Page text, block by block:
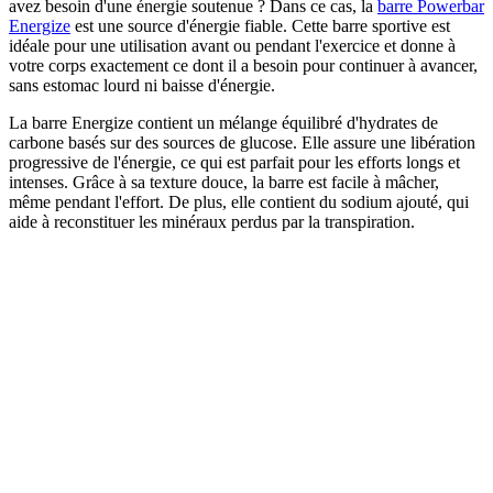
Cette
option
peut
être
sur
la
page
du
produit
avez besoin d'une énergie soutenue ? Dans ce cas, la barre Powerbar
Energize est une source d'énergie fiable. Cette barre sportive est
idéale pour une utilisation avant ou pendant l'exercice et donne à
votre corps exactement ce dont il a besoin pour continuer à avancer,
sans estomac lourd ni baisse d'énergie.
La barre Energize contient un mélange équilibré d'hydrates de
carbone basés sur des sources de glucose. Elle assure une libération
progressive de l'énergie, ce qui est parfait pour les efforts longs et
intenses. Grâce à sa texture douce, la barre est facile à mâcher,
même pendant l'effort. De plus, elle contient du sodium ajouté, qui
aide à reconstituer les minéraux perdus par la transpiration.